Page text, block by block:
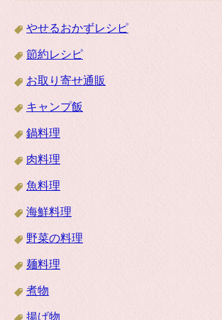
やせるおかずレシピ
節約レシピ
お取り寄せ通販
キャンプ飯
鍋料理
肉料理
魚料理
海鮮料理
野菜の料理
麺料理
煮物
揚げ物